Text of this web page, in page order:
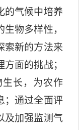
的气候中培养
物多样性，
索新的方法来
面的挑战；
长，为农作
；通过全面评
及加强监测气